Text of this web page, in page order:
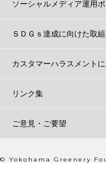
ソーシャルメディア運用
ＳＤＧｓ達成に向けた取
カスタマーハラスメント
リンク集
ご意見・ご要望
© Yokohama Greenery